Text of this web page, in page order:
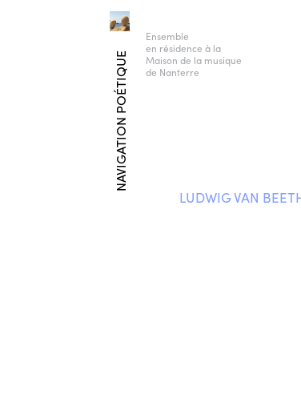
NAVIGATION POÉTIQUE
Ensemble
en résidence à la
Maison de la musique
de Nanterre
LUDWIG VAN